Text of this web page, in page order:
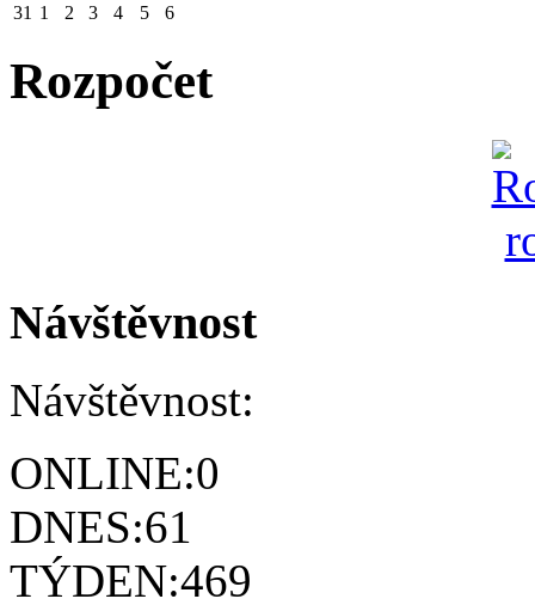
31 1 2 3 4 5 6
Rozpočet
Návštěvnost
Návštěvnost:
ONLINE:0
DNES:61
TÝDEN:469